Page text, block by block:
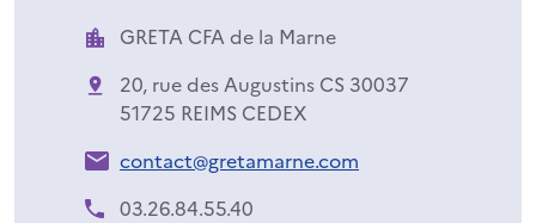
GRETA CFA de la Marne
20, rue des Augustins CS 30037
51725 REIMS CEDEX
contact@gretamarne.com
03.26.84.55.40